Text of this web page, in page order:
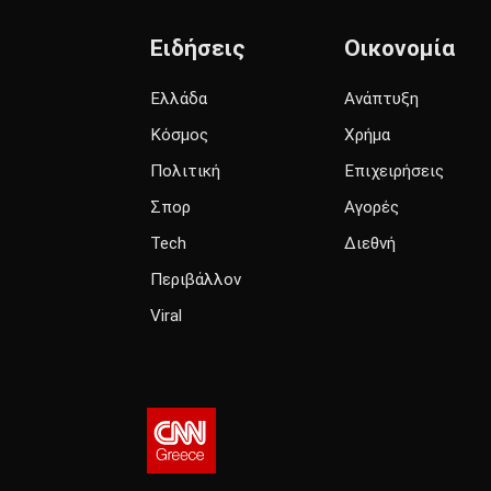
Ειδήσεις
Ελλάδα
Κόσμος
Πολιτική
Σπορ
Tech
Περιβάλλον
Viral
Οικονομία
Ανάπτυξη
Χρήμα
Επιχειρήσεις
Αγορές
Διεθνή